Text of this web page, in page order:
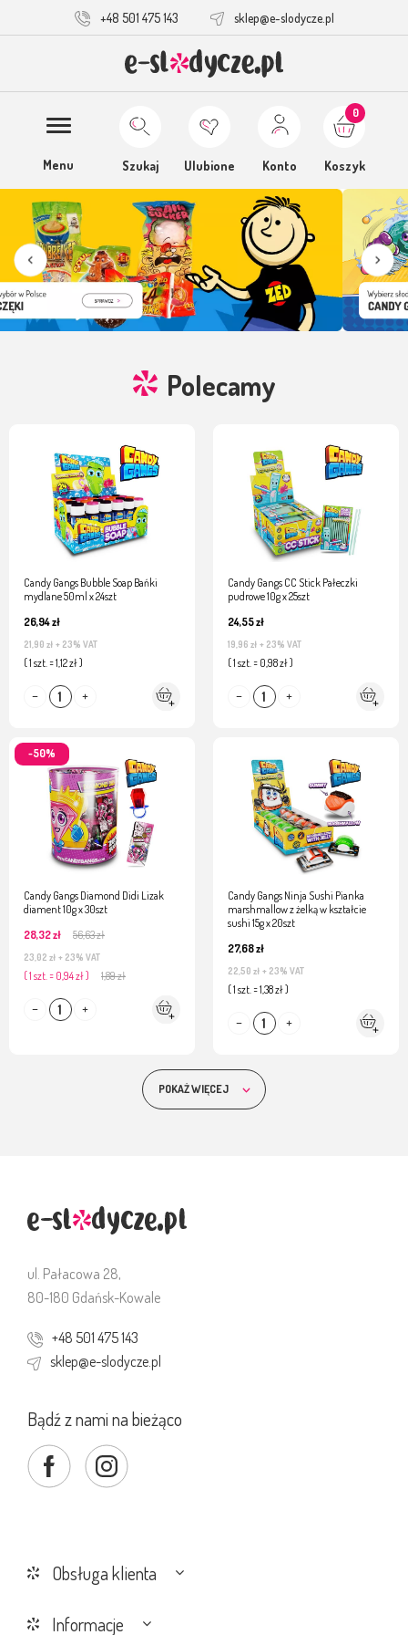
+48 501 475 143 sklep@e-slodycze.pl
Menu Szukaj Ulubione Konto Koszyk
0
Polecamy
Candy Gangs Bubble Soap Bańki
mydlane 50ml x 24szt
26,94 zł
21,90 zł + 23% VAT
( 1 szt. = 1,12 zł )
Candy Gangs CC Stick Pałeczki
pudrowe 10g x 25szt
24,55 zł
19,96 zł + 23% VAT
( 1 szt. = 0,98 zł )
Candy Gangs Diamond Didi Lizak
diament 10g x 30szt
28,32 zł
56,63 zł
23,02 zł + 23% VAT
( 1 szt. = 0,94 zł ) 1,89 zł
-50%
Candy Gangs Ninja Sushi Pianka
marshmallow z żelką w kształcie
sushi 15g x 20szt
27,68 zł
22,50 zł + 23% VAT
( 1 szt. = 1,38 zł )
POKAŻ WIĘCEJ
ul. Pałacowa 28,
80-180 Gdańsk-Kowale
+48 501 475 143
sklep@e-slodycze.pl
Bądź z nami na bieżąco
Obsługa klienta
Informacje